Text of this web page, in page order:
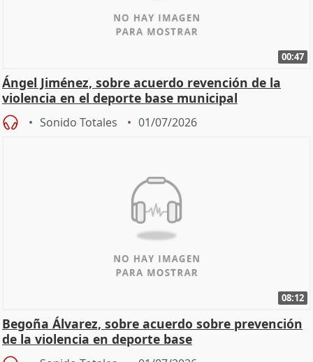
00:47
Ángel Jiménez, sobre acuerdo revención de la
violencia en el deporte base municipal
Sonido Totales 01/07/2026
08:12
Begoña Álvarez, sobre acuerdo sobre prevención
de la violencia en deporte base